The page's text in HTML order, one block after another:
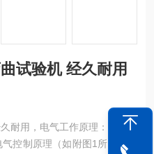
试验机 经久耐用
耐用，电气工作原理：
控制原理（如附图1所示）是